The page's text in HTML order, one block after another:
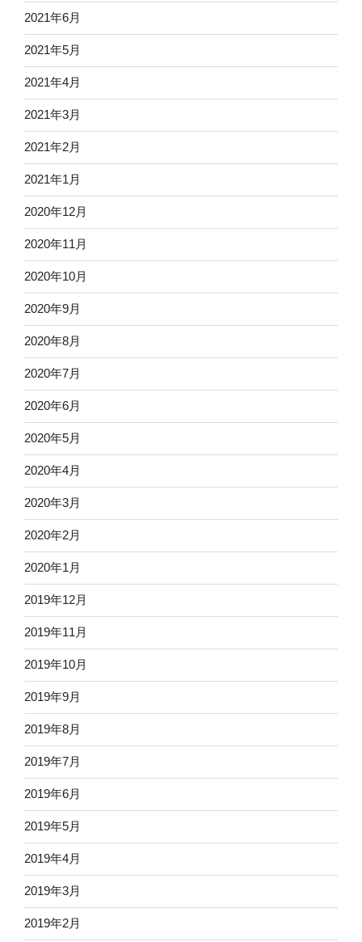
2021年6月
2021年5月
2021年4月
2021年3月
2021年2月
2021年1月
2020年12月
2020年11月
2020年10月
2020年9月
2020年8月
2020年7月
2020年6月
2020年5月
2020年4月
2020年3月
2020年2月
2020年1月
2019年12月
2019年11月
2019年10月
2019年9月
2019年8月
2019年7月
2019年6月
2019年5月
2019年4月
2019年3月
2019年2月